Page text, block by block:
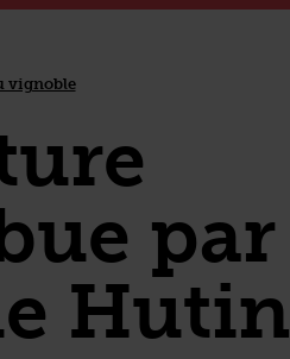
vignoble
par
Hutin